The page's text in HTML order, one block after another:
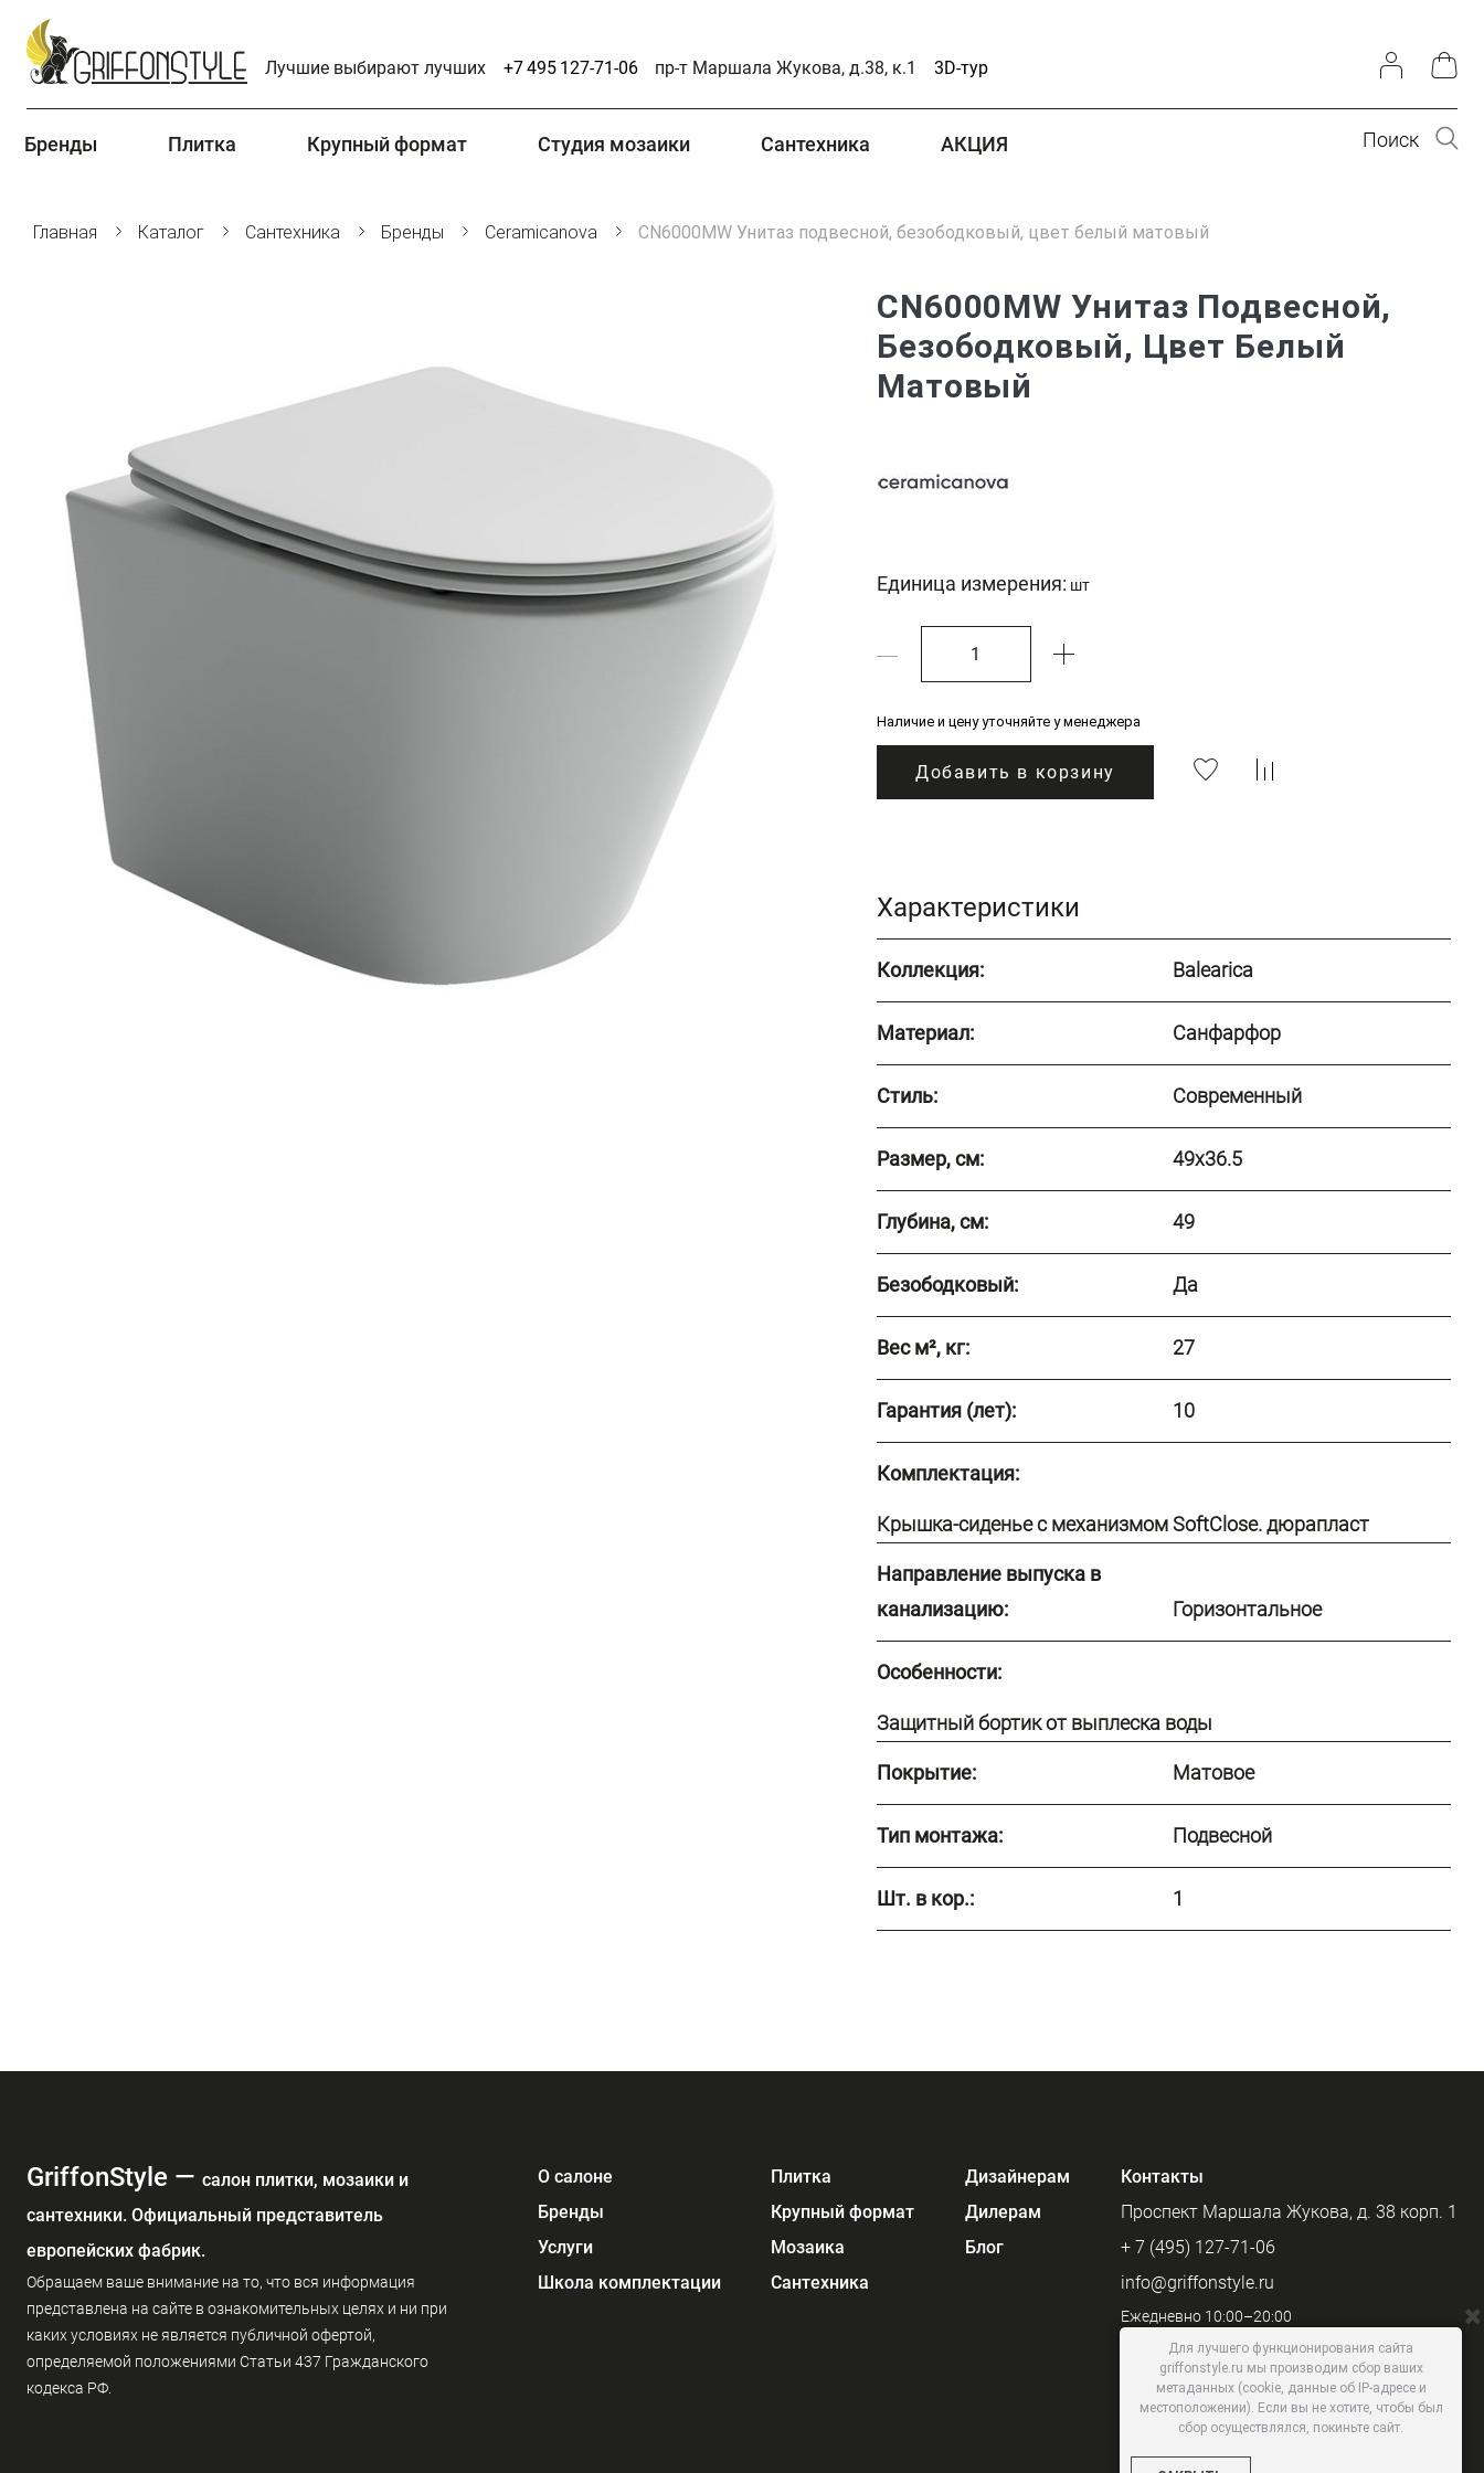
Лучшие выбирают лучших +7 495 127-71-06 пр-т Маршала Жукова, д.38, к.1 3D-тур
Бренды Плитка Крупный формат Студия мозаики Сантехника АКЦИЯ Поиск
Главная Каталог Сантехника Бренды Ceramicanova CN6000MW Унитаз подвесной, безободковый, цвет белый матовый
CN6000MW Унитаз Подвесной,
Безободковый, Цвет Белый
Матовый
Единица измерения: шт
Наличие и цену уточняйте у менеджера
Добавить в корзину
Характеристики
Коллекция: Balearica
Материал: Санфарфор
Стиль: Современный
Размер, см: 49x36.5
Глубина, см: 49
Безободковый: Да
Вес м², кг: 27
Гарантия (лет): 10
Комплектация:
Крышка-сиденье с механизмом SoftClose. дюрапласт
Направление выпуска в
канализацию:
Горизонтальное
Особенности:
Защитный бортик от выплеска воды
Покрытие: Матовое
Тип монтажа: Подвесной
Шт. в кор.: 1
GriffonStyle — cалон плитки, мозаики и
сантехники. Официальный представитель
европейских фабрик.
Обращаем ваше внимание на то, что вся информация
представлена на сайте в ознакомительных целях и ни при
каких условиях не является публичной офертой,
определяемой положениями Статьи 437 Гражданского
кодекса РФ.
О салоне
Бренды
Услуги
Школа комплектации
Плитка
Крупный формат
Мозаика
Сантехника
Дизайнерам
Дилерам
Блог
Контакты
Проспект Маршала Жукова, д. 38 корп. 1
+ 7 (495) 127-71-06
info@griffonstyle.ru
Ежедневно 10:00–20:00
Для лучшего функционирования сайта
griffonstyle.ru мы производим сбор ваших
метаданных (cookie, данные об IP-адресе и
местоположении). Если вы не хотите, чтобы был
сбор осуществлялся, покиньте сайт.